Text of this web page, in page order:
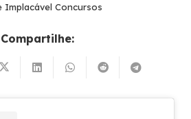
Implacável Concursos
Compartilhe: